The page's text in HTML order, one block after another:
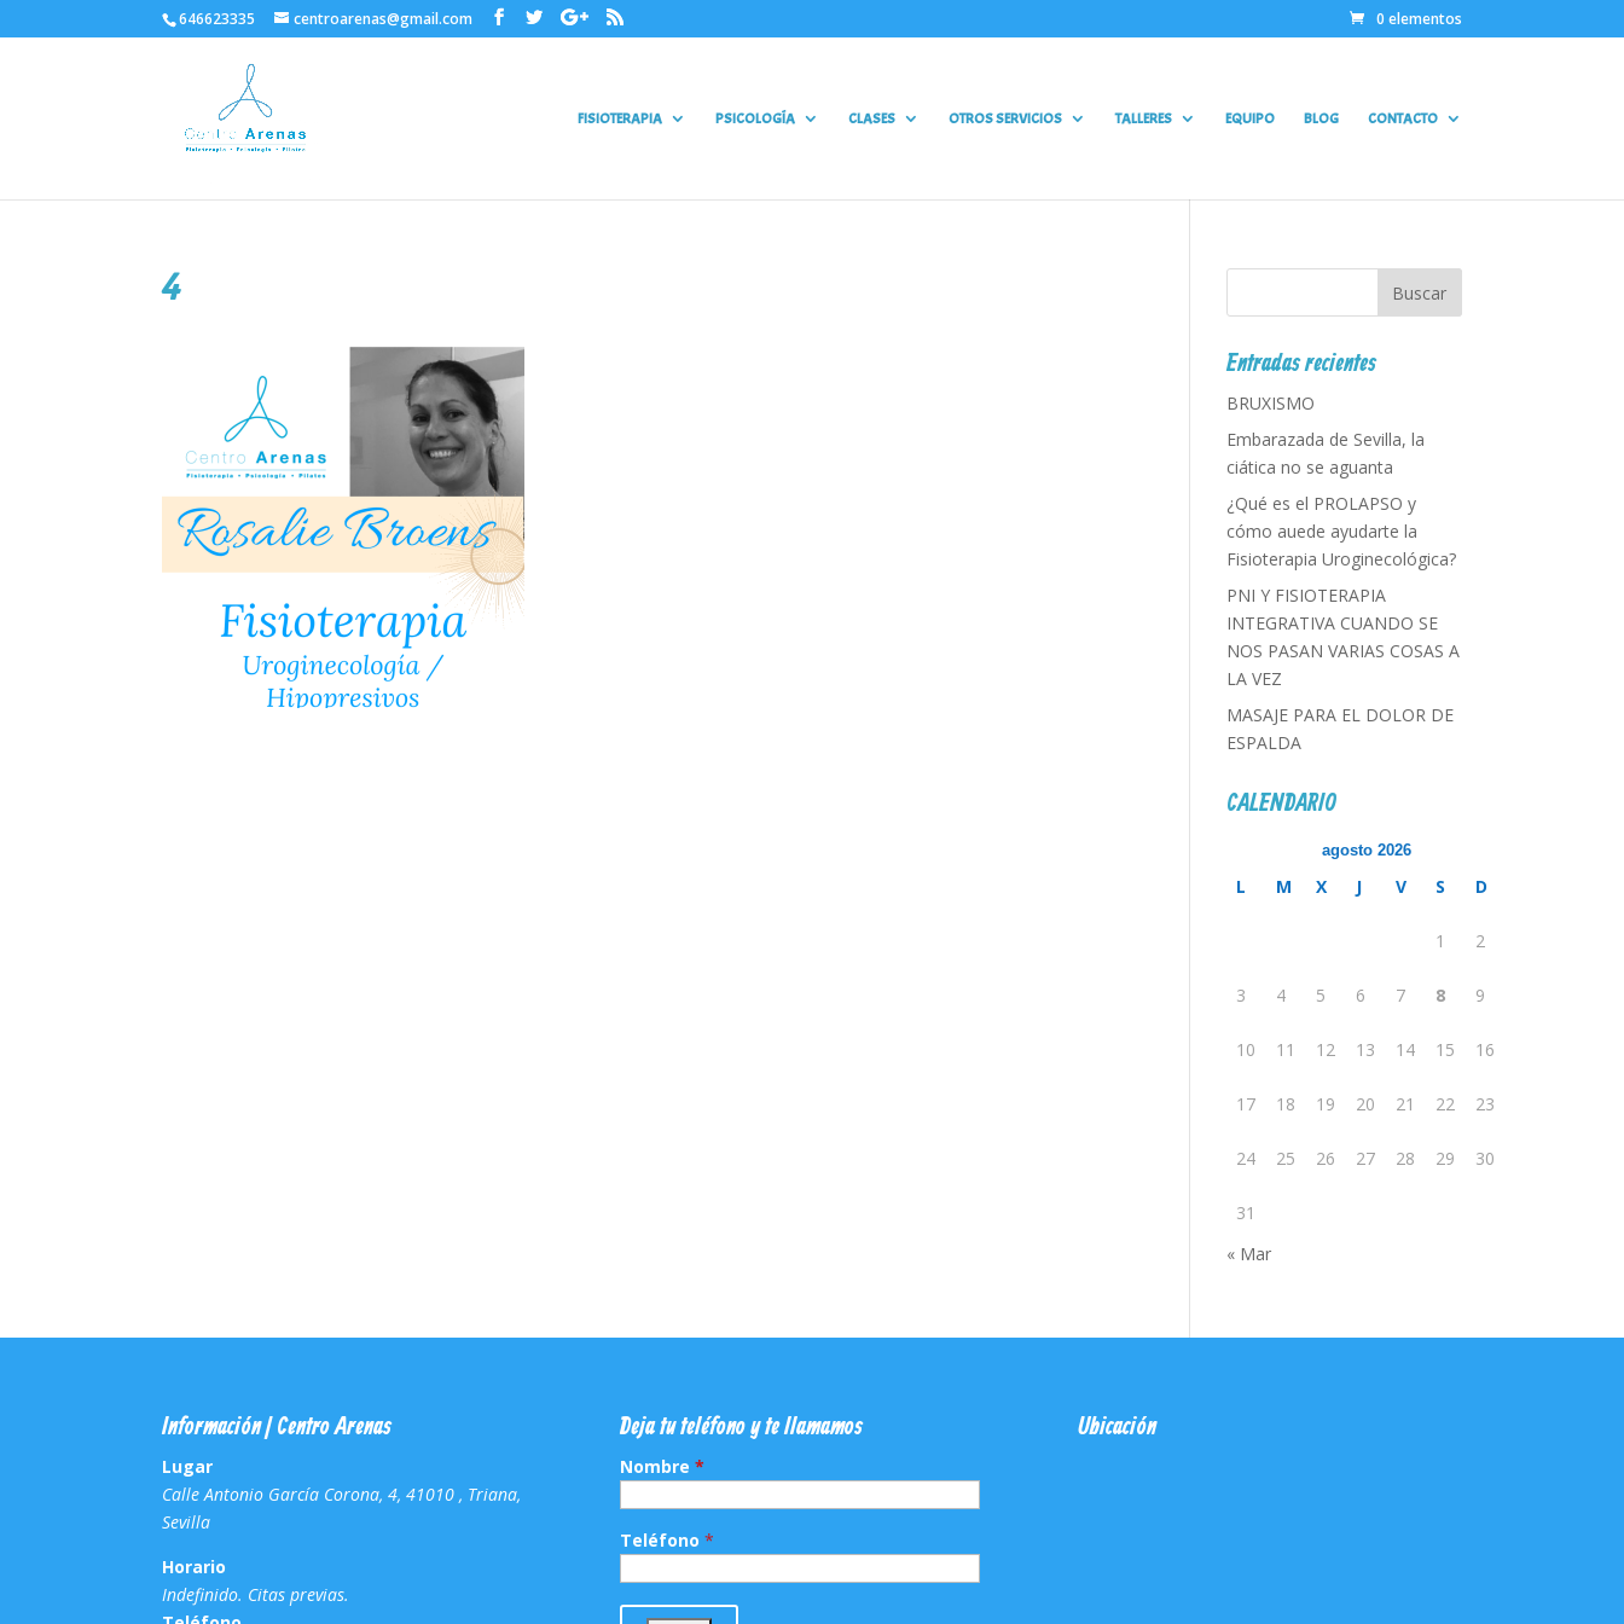
646623335 centroarenas@gmail.com 0 elementos
FISIOTERAPIA PSICOLOGÍA CLASES OTROS SERVICIOS TALLERES EQUIPO BLOG CONTACTO
4
Entradas recientes
BRUXISMO
Embarazada de Sevilla, la
ciática no se aguanta
¿Qué es el PROLAPSO y
cómo auede ayudarte la
Fisioterapia Uroginecológica?
PNI Y FISIOTERAPIA
INTEGRATIVA CUANDO SE
NOS PASAN VARIAS COSAS A
LA VEZ
MASAJE PARA EL DOLOR DE
ESPALDA
CALENDARIO
agosto 2026
L M X J V S D
1 2
3 4 5 6 7 8 9
10 11 12 13 14 15 16
17 18 19 20 21 22 23
24 25 26 27 28 29 30
31
« Mar
Información | Centro Arenas
Lugar
Calle Antonio García Corona, 4, 41010 , Triana,
Sevilla
Horario
Indefinido. Citas previas.
Deja tu teléfono y te llamamos
Nombre *
Teléfono *
Ubicación